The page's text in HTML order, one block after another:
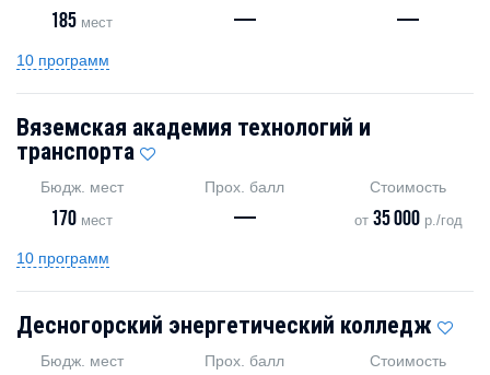
185 мест — —
10 программ
Вяземская академия технологий и
транспорта
Бюдж. мест
170 мест
Прох. балл
—
Стоимость
от 35 000р./год
10 программ
Десногорский энергетический колледж
Бюдж. мест Прох. балл Стоимость